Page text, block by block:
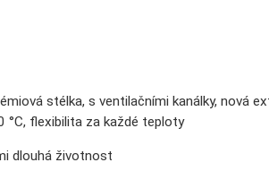
stélka, s ventilačními kanálky, nová
°C, flexibilita za každé teploty
dlouhá životnost